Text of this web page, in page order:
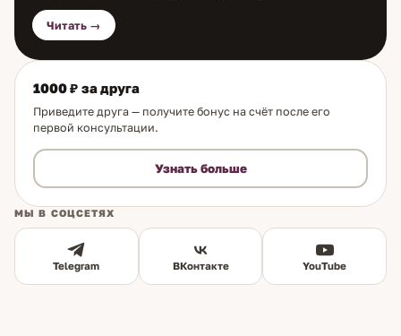
Читать →
1000 ₽ за друга
Приведите друга — получите бонус на счёт после его
первой консультации.
Узнать больше
МЫ В СОЦСЕТЯХ
Telegram ВКонтакте YouTube